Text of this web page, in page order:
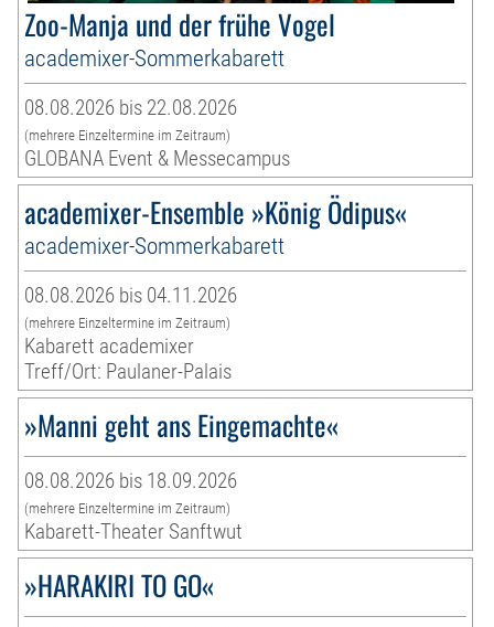
Zoo-Manja und der frühe Vogel
academixer-Sommerkabarett
08.08.2026 bis 22.08.2026
(mehrere Einzeltermine im Zeitraum)
GLOBANA Event & Messecampus
academixer-Ensemble »König Ödipus«
academixer-Sommerkabarett
08.08.2026 bis 04.11.2026
(mehrere Einzeltermine im Zeitraum)
Kabarett academixer
Treff/Ort: Paulaner-Palais
»Manni geht ans Eingemachte«
08.08.2026 bis 18.09.2026
(mehrere Einzeltermine im Zeitraum)
Kabarett-Theater Sanftwut
»HARAKIRI TO GO«